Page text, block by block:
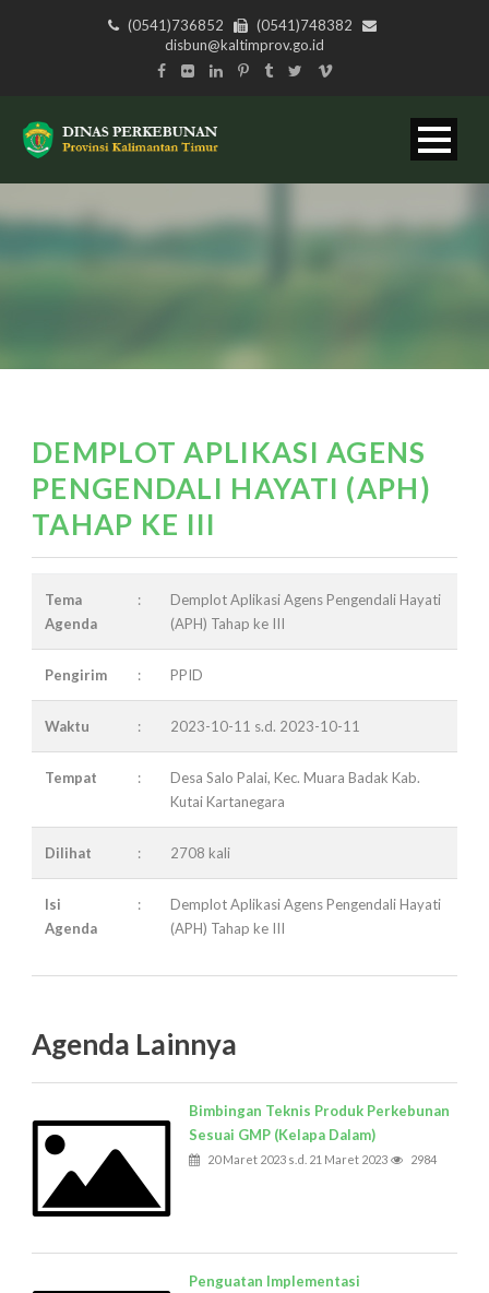
(0541)736852
(0541)748382
disbun@kaltimprov.go.id
DEMPLOT APLIKASI AGENS
PENGENDALI HAYATI (APH)
TAHAP KE III
Tema
Agenda
:
Demplot Aplikasi Agens Pengendali Hayati
(APH) Tahap ke III
Pengirim : PPID
Waktu : 2023-10-11 s.d. 2023-10-11
Tempat :
Desa Salo Palai, Kec. Muara Badak Kab.
Kutai Kartanegara
Dilihat : 2708 kali
Isi
Agenda
:
Demplot Aplikasi Agens Pengendali Hayati
(APH) Tahap ke III
Agenda Lainnya
Bimbingan Teknis Produk Perkebunan
Sesuai GMP (Kelapa Dalam)
20 Maret 2023 s.d. 21 Maret 2023 2984
Penguatan Implementasi